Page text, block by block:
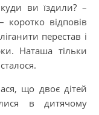
ви їздили? –
відповів
перестав і
Наташа тільки
що двоє дітей
в дитячому